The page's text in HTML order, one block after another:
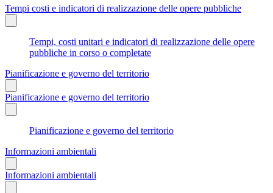
Tempi costi e indicatori di realizzazione delle opere pubbliche
Tempi, costi unitari e indicatori di realizzazione delle opere
pubbliche in corso o completate
Pianificazione e governo del territorio
Pianificazione e governo del territorio
Pianificazione e governo del territorio
Informazioni ambientali
Informazioni ambientali